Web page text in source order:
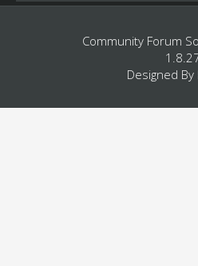
Community Forum
Designed By